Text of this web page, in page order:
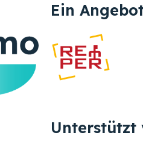
Ein
Unterstützt